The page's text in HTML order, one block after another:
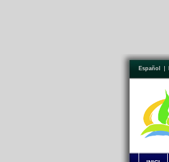
Español